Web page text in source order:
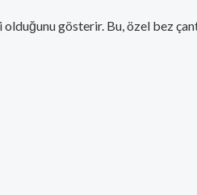
gösterir. Bu, özel bez